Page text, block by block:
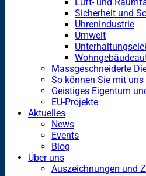
Sicherheit und
Uhrenindustrie
Umwelt
Massgeschneiderte
So können Sie mit
Geistiges Eigentum
EU-Projekte
Aktuelles
News
Events
Blog
Über uns
Auszeichnungen und